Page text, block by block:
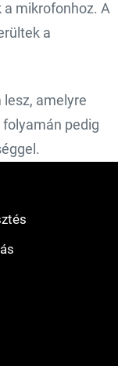
mikrofonhoz. A
a
amelyre
pedig